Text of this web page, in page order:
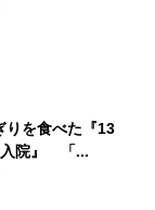
りを食べた『13
入院』 「...